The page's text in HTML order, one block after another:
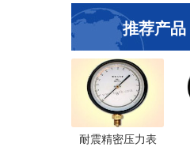
推荐产品
耐震精密压力表